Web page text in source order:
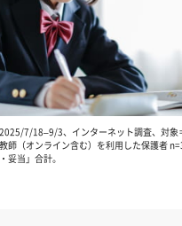
7/18–9/3、インターネット調査、対象
師（オンライン含む）を利用した保護者
妥当」合計。